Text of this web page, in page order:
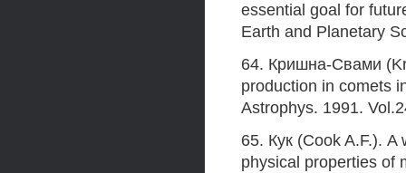
essential goal for
Earth and Planetary
64. Кришна-Свами
production in comets
Astrophys. 1991.
65. Кук (Cook A.F.).
physical properties of